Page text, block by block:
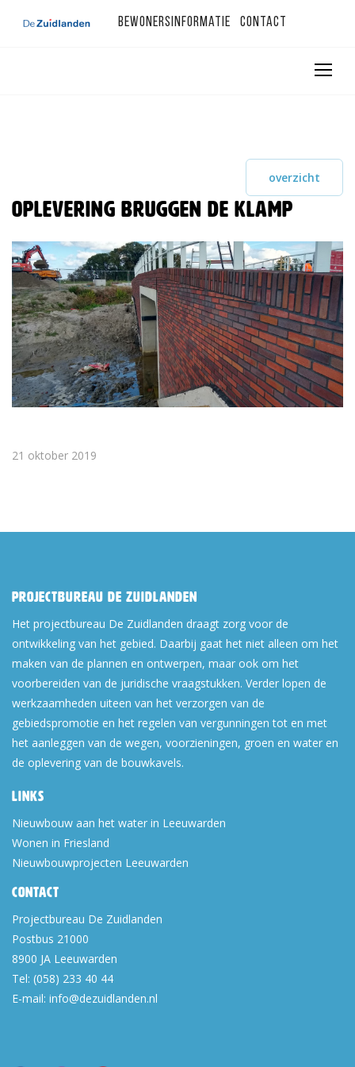
Bewonersinformatie Contact
overzicht
Oplevering bruggen De Klamp
21 oktober 2019
Projectbureau De Zuidlanden
Het projectbureau De Zuidlanden draagt zorg voor de
ontwikkeling van het gebied. Daarbij gaat het niet alleen om het
maken van de plannen en ontwerpen, maar ook om het
voorbereiden van de juridische vraagstukken. Verder lopen de
werkzaamheden uiteen van het verzorgen van de
gebiedspromotie en het regelen van vergunningen tot en met
het aanleggen van de wegen, voorzieningen, groen en water en
de oplevering van de bouwkavels.
Links
Nieuwbouw aan het water in Leeuwarden
Wonen in Friesland
Nieuwbouwprojecten Leeuwarden
Contact
Projectbureau De Zuidlanden
Postbus 21000
8900 JA Leeuwarden
Tel: (058) 233 40 44
E-mail: info@dezuidlanden.nl